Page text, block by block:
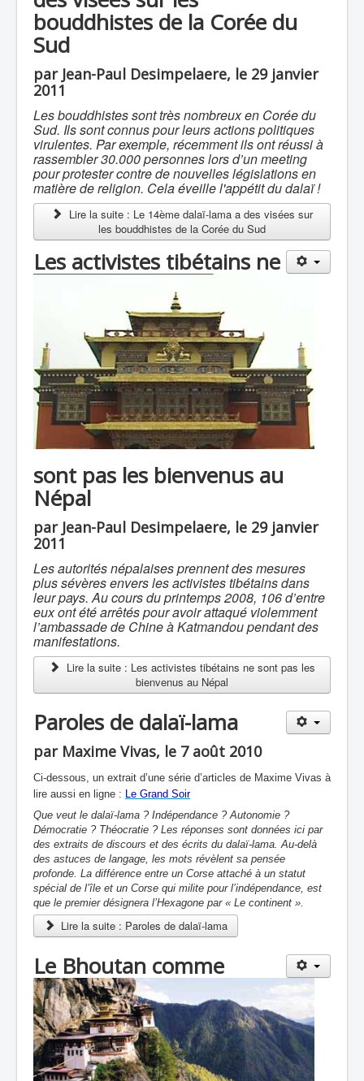
bouddhistes de la Corée du
Sud
par Jean-Paul Desimpelaere, le 29 janvier
2011
Les bouddhistes sont très nombreux en Corée du
Sud. Ils sont connus pour leurs actions politiques
virulentes. Par exemple, récemment ils ont réussi à
rassembler 30.000 personnes lors d’un meeting
pour protester contre de nouvelles législations en
matière de religion. Cela éveille l'appétit du dalaï !
Lire la suite : Le 14ème dalaï-lama a des visées sur
les bouddhistes de la Corée du Sud
Les activistes tibétains ne
sont pas les bienvenus au
Népal
par Jean-Paul Desimpelaere, le 29 janvier
2011
Les autorités népalaises prennent des mesures
plus sévères envers les activistes tibétains dans
leur pays. Au cours du printemps 2008, 106 d’entre
eux ont été arrêtés pour avoir attaqué violemment
l’ambassade de Chine à Katmandou pendant des
manifestations.
Lire la suite : Les activistes tibétains ne sont pas les
bienvenus au Népal
Paroles de dalaï-lama
par Maxime Vivas, le 7 août 2010
Ci-dessous, un extrait d’une série d’articles de Maxime Vivas à
lire aussi en ligne :
Le Grand Soir
Que veut le dalaï-lama ? Indépendance ? Autonomie ?
Démocratie ? Théocratie ? Les réponses sont données ici par
des extraits de discours et des écrits du dalaï-lama. Au-delà
des astuces de langage, les mots révèlent sa pensée
profonde. La différence entre un Corse attaché à un statut
spécial de l’île et un Corse qui milite pour l’indépendance, est
que le premier désignera l’Hexagone par « Le continent ».
Lire la suite : Paroles de dalaï-lama
Le Bhoutan comme